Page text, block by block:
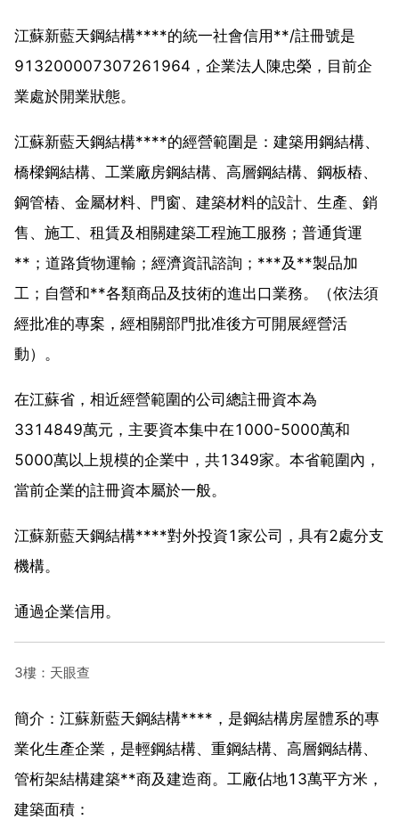
江蘇新藍天鋼結構****的統一社會信用**/註冊號是
913200007307261964，企業法人陳忠榮，目前企
業處於開業狀態。
江蘇新藍天鋼結構****的經營範圍是：建築用鋼結構、
橋樑鋼結構、工業廠房鋼結構、高層鋼結構、鋼板樁、
鋼管樁、金屬材料、門窗、建築材料的設計、生產、銷
售、施工、租賃及相關建築工程施工服務；普通貨運
**；道路貨物運輸；經濟資訊諮詢；***及**製品加
工；自營和**各類商品及技術的進出口業務。（依法須
經批准的專案，經相關部門批准後方可開展經營活
動）。
在江蘇省，相近經營範圍的公司總註冊資本為
3314849萬元，主要資本集中在1000-5000萬和
5000萬以上規模的企業中，共1349家。本省範圍內，
當前企業的註冊資本屬於一般。
江蘇新藍天鋼結構****對外投資1家公司，具有2處分支
機構。
通過企業信用。
3樓：天眼查
簡介：江蘇新藍天鋼結構****，是鋼結構房屋體系的專
業化生產企業，是輕鋼結構、重鋼結構、高層鋼結構、
管桁架結構建築**商及建造商。工廠佔地13萬平方米，
建築面積：